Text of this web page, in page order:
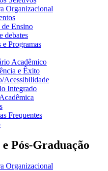
Organizacional
de Ensino
debates
e Programas
Acadêmico
e Êxito
Acessibilidade
Integrado
Frequentes
e Pós-Graduação
Organizacional